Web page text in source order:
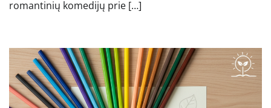
romantinių komedijų prie […]